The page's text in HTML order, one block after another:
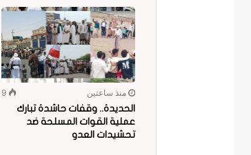
منذ ساعتين
9
الحديدة.. وقفات حاشدة تبارك
عملية القوات المسلحة ضد
تحشيدات العدو